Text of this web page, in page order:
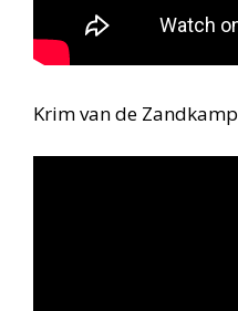
Krim van de Zandkamp